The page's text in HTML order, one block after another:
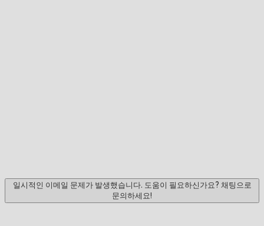
일시적인 이메일 문제가 발생했습니다. 도움이 필요하신가요? 채팅으로
문의하세요!